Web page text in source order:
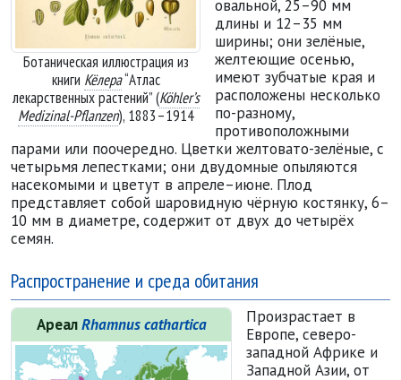
Ботаническая иллюстрация из
книги Кёлера“Атлас
лекарственных растений” (Köhler’s
Medizinal-Pflanzen), 1883–1914
овальной, 25–90 мм
длины и 12–35 мм
ширины; они зелёные,
желтеющие осенью,
имеют зубчатые края и
расположены несколько
по-разному,
противоположными
парами или поочередно. Цветки желтовато-зелёные, с
четырьмя лепестками; они двудомные опыляются
насекомыми и цветут в апреле–июне. Плод
представляет собой шаровидную чёрную костянку, 6–
10 мм в диаметре, содержит от двух до четырёх
семян.
Распространение и среда обитания
АреалRhamnus cathartica
Произрастает в
Европе, северо-
западной Африке и
Западной Азии, от